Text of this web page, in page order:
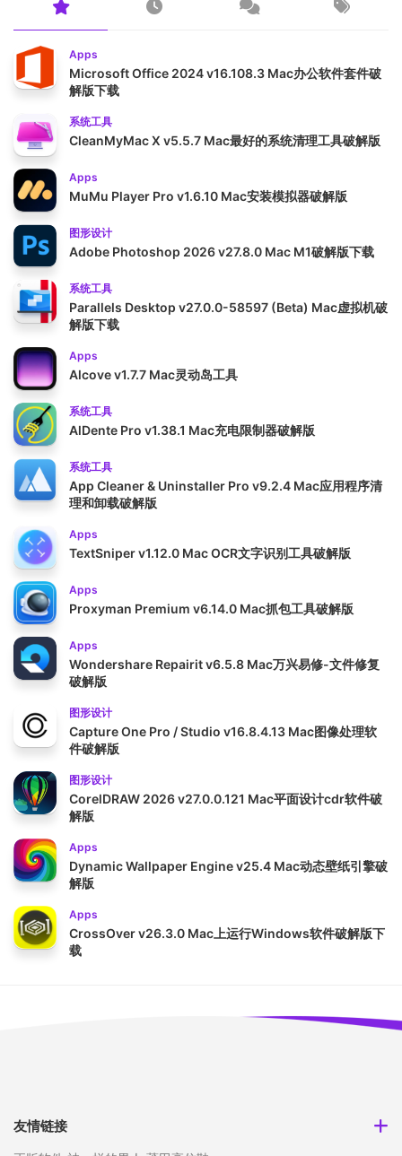
Apps
Microsoft Office 2024 v16.108.3 Mac办公软件套件破
解版下载
系统工具
CleanMyMac X v5.5.7 Mac最好的系统清理工具破解版
Apps
MuMu Player Pro v1.6.10 Mac安装模拟器破解版
图形设计
Adobe Photoshop 2026 v27.8.0 Mac M1破解版下载
系统工具
Parallels Desktop v27.0.0-58597 (Beta) Mac虚拟机破
解版下载
Apps
Alcove v1.7.7 Mac灵动岛工具
系统工具
AlDente Pro v1.38.1 Mac充电限制器破解版
系统工具
App Cleaner & Uninstaller Pro v9.2.4 Mac应用程序清
理和卸载破解版
Apps
TextSniper v1.12.0 Mac OCR文字识别工具破解版
Apps
Proxyman Premium v6.14.0 Mac抓包工具破解版
Apps
Wondershare Repairit v6.5.8 Mac万兴易修-文件修复
破解版
图形设计
Capture One Pro / Studio v16.8.4.13 Mac图像处理软
件破解版
图形设计
CorelDRAW 2026 v27.0.0.121 Mac平面设计cdr软件破
解版
Apps
Dynamic Wallpaper Engine v25.4 Mac动态壁纸引擎破
解版
Apps
CrossOver v26.3.0 Mac上运行Windows软件破解版下
载
友情链接